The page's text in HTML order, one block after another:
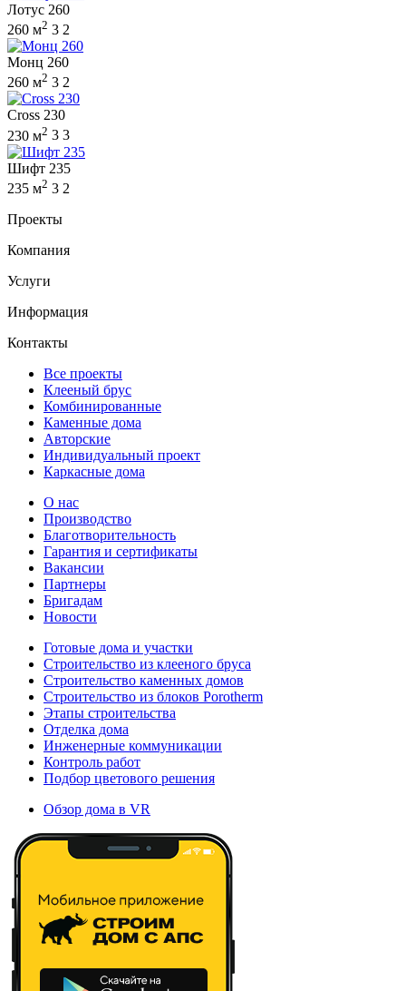
Лотус 260
260 м2 3 2
Монц 260
260 м2 3 2
Cross 230
230 м2 3 3
Шифт 235
235 м2 3 2
Проекты
Компания
Услуги
Информация
Контакты
Все проекты
Клееный брус
Комбинированные
Каменные дома
Авторские
Индивидуальный проект
Каркасные дома
О нас
Производство
Благотворительность
Гарантия и сертификаты
Вакансии
Партнеры
Бригадам
Новости
Готовые дома и участки
Строительство из клееного бруса
Строительство каменных домов
Строительство из блоков Porotherm
Этапы строительства
Отделка дома
Инженерные коммуникации
Контроль работ
Подбор цветового решения
Обзор дома в VR